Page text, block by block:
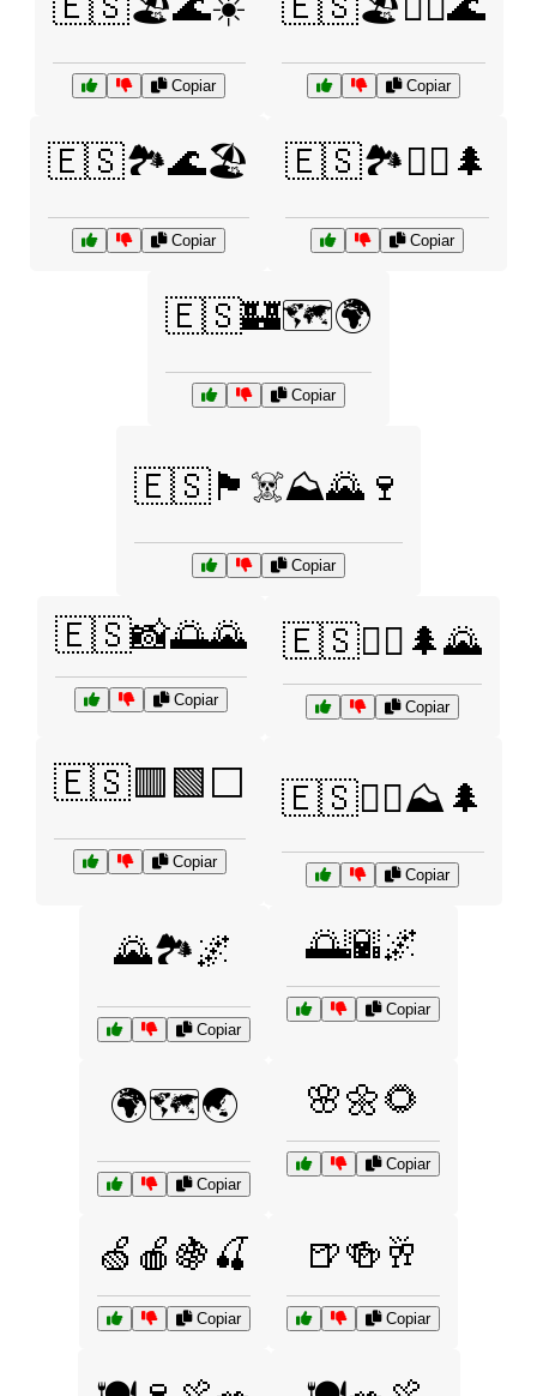
Copiar Copiar
🇪🇸🏞️🌊🏖️
Copiar
🇪🇸🏞️🚵‍♀️🌲
Copiar
🇪🇸🏰🗺️🌍
Copiar
🇪🇸🏴‍☠️⛰️🌄🍷
Copiar
🇪🇸📸🌅🌄
Copiar
🇪🇸🚶‍♀️🌲🌄
Copiar
🇪🇸🟥🟩⬜
Copiar
🇪🇸🧗‍♂️⛰️🌲
Copiar
🌄🏞️🌌
Copiar
🌅🌇🌌
Copiar
🌍🗺️🌏
Copiar
🌸🌼🌻
Copiar
🍏🍎🍇🍒
Copiar
🍺🍻🥂
Copiar